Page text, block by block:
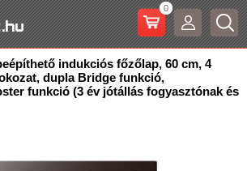
0
indukciós főzőlap, 60 cm, 4
dupla Bridge funkció,
funkció (3 év jótállás fogyasztónak és